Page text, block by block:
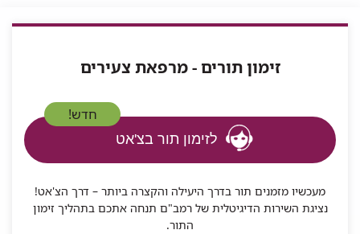
זימון תורים - מרפאת צעירים
חדש!
לזימון תור בצ'אט
מעכשיו מזמנים תור בדרך היעילה והקצרה ביותר – דרך הצ'אט!
נציגת השירות הדיגיטלית של רמב"ם תנחה אתכם בתהליך זימון
התור.